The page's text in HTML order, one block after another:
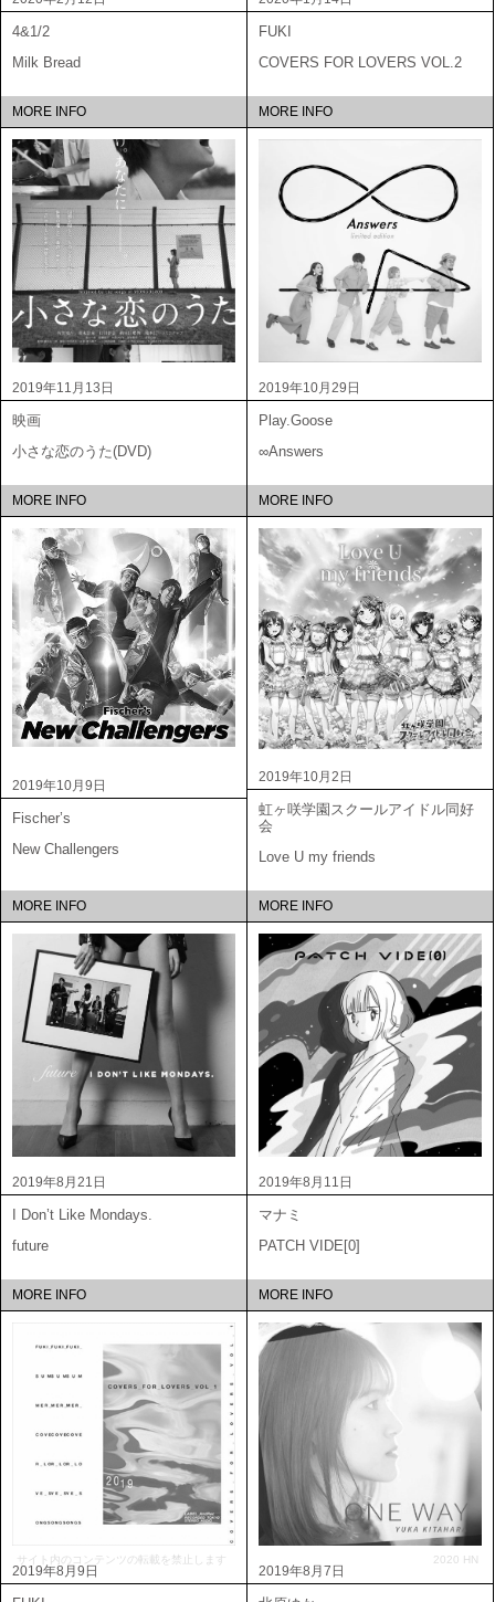
4&1/2
Milk Bread
MORE INFO
FUKI
COVERS FOR LOVERS VOL.2
MORE INFO
2019年11月13日
映画
小さな恋のうた(DVD)
MORE INFO
2019年10月29日
Play.Goose
∞Answers
MORE INFO
2019年10月9日
Fischer’s
New Challengers
MORE INFO
2019年10月2日
虹ヶ咲学園スクールアイドル同好
会
Love U my friends
MORE INFO
2019年8月21日
I Don’t Like Mondays.
future
MORE INFO
2019年8月11日
マナミ
PATCH VIDE[0]
MORE INFO
2019年8月9日 2019年8月7日
サイト内のコンテンツの転載を禁止します 2020 HN